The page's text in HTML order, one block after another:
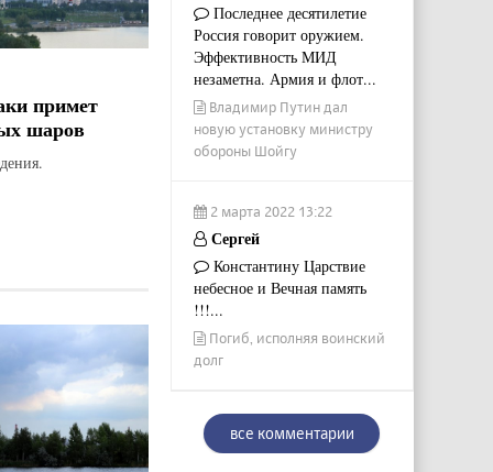
примет
шаров
Последнее десятилетие
Россия говорит оружием.
Эффективность МИД
незаметна. Армия и флот...
Владимир Путин дал
новую установку министру
обороны Шойгу
2 марта 2022 13:22
Сергей
Константину Царствие
небесное и Вечная память
!!!...
Погиб, исполняя воинский
долг
все комментарии